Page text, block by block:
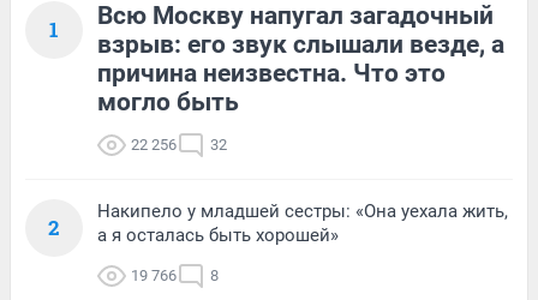
1
Всю Москву напугал загадочный
взрыв: его звук слышали везде, а
причина неизвестна. Что это
могло быть
22 256 32
2
Накипело у младшей сестры: «Она уехала жить,
а я осталась быть хорошей»
19 766 8